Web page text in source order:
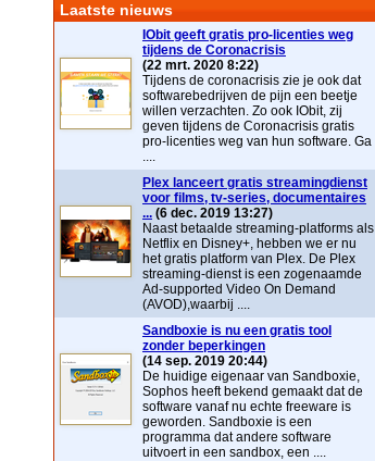
Laatste nieuws
IObit geeft gratis pro-licenties weg
tijdens de Coronacrisis
(22 mrt. 2020 8:22)
Tijdens de coronacrisis zie je ook dat
softwarebedrijven de pijn een beetje
willen verzachten. Zo ook IObit, zij
geven tijdens de Coronacrisis gratis
pro-licenties weg van hun software. Ga
....
Plex lanceert gratis streamingdienst
voor films, tv-series, documentaires
... (6 dec. 2019 13:27)
Naast betaalde streaming-platforms als
Netflix en Disney+, hebben we er nu
het gratis platform van Plex. De Plex
streaming-dienst is een zogenaamde
Ad-supported Video On Demand
(AVOD),waarbij ....
Sandboxie is nu een gratis tool
zonder beperkingen
(14 sep. 2019 20:44)
De huidige eigenaar van Sandboxie,
Sophos heeft bekend gemaakt dat de
software vanaf nu echte freeware is
geworden. Sandboxie is een
programma dat andere software
uitvoert in een sandbox, een ....